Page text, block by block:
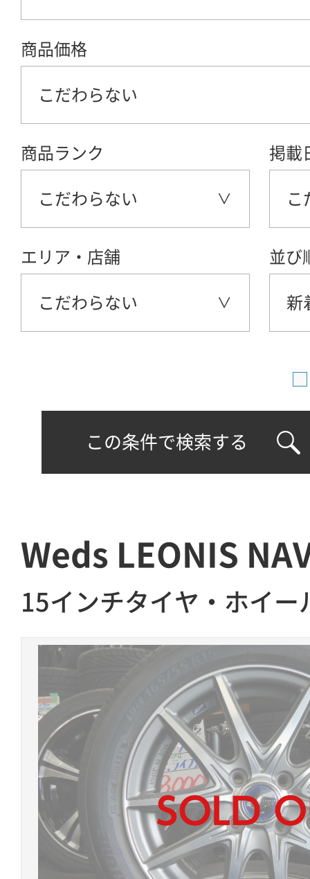
商品価格
こだわらない
商品ランク
こだわらない
掲載
こ
エリア・店舗
こだわらない
並び
新
この条件で検索する
Weds LEONIS
15インチタイヤ・ホイー